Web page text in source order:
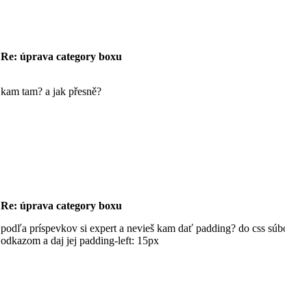
Re: úprava category boxu
kam tam? a jak přesně?
Re: úprava category boxu
podľa príspevkov si expert a nevieš kam dať padding? do css
odkazom a daj jej padding-left: 15px